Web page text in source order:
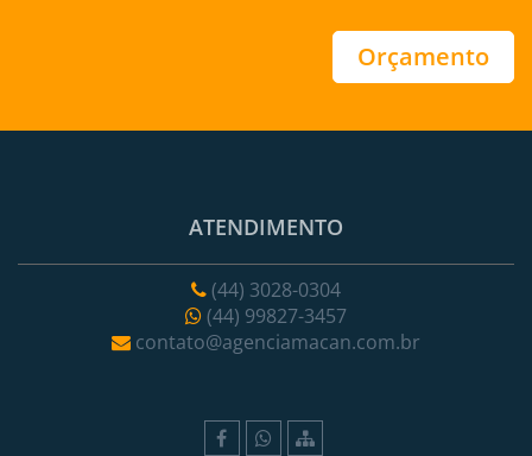
Orçamento
ATENDIMENTO
(44) 3028-0304
(44) 99827-3457
contato@agenciamacan.com.br